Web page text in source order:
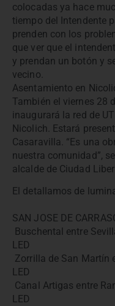
colocadas ya hace
tiempo del Intendente
prenden con los
que ver que el
y prendan un botón y
vecino.
Asentamiento en
También el viernes 28
inaugurará la red de
Nicolich. Estará
Casaravilla. “Es una
nuestra comunidad”,
alcalde de Ciudad
El detallamos de
SAN JOSE DE
Buschental entre
LED
Zorrilla de San Martín
LED
Canal Artigas entre
LED